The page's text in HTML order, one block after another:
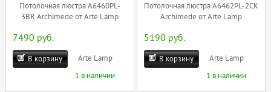
Потолочная люстра A6460PL-
3BR Archimede от Arte Lamp
7490 руб.
В корзину
Arte Lamp
1 в наличии
Потолочная люстра A6462PL-2CK
Archimede от Arte Lamp
5190 руб.
В корзину
Arte Lamp
1 в наличии